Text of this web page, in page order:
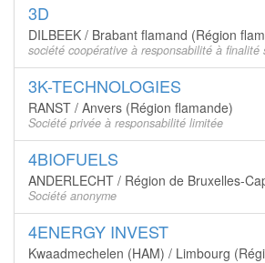
3D
DILBEEK / Brabant flamand (Région
société coopérative à responsabilité à finalité
3K-TECHNOLOGIES
RANST / Anvers (Région flamande)
Société privée à responsabilité limitée
4BIOFUELS
ANDERLECHT / Région de Bruxelles-
Société anonyme
4ENERGY INVEST
Kwaadmechelen (HAM) / Limbourg